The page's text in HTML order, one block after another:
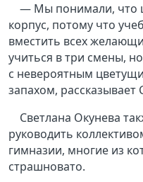
— Мы понимали, что
корпус, потому что
вместить всех
учиться в три смены,
с невероятным
запахом, рассказывает
Светлана Окунева
руководить
гимназии, многие из
страшновато.